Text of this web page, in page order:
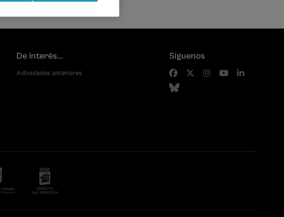
De interés...
Actividades anteriores
Síguenos